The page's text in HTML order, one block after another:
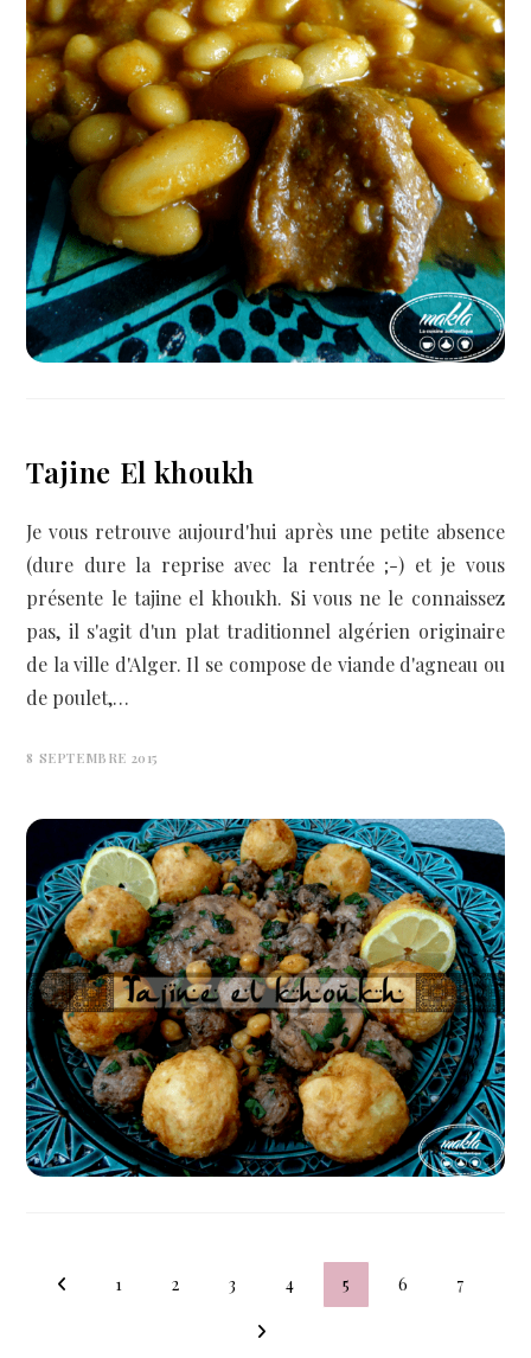
Tajine El khoukh
Je vous retrouve aujourd'hui après une petite absence
(dure dure la reprise avec la rentrée ;-) et je vous
présente le tajine el khoukh. Si vous ne le connaissez
pas, il s'agit d'un plat traditionnel algérien originaire
de la ville d'Alger. Il se compose de viande d'agneau ou
de poulet,…
8 SEPTEMBRE 2015
1 2 3 4 5 6 7